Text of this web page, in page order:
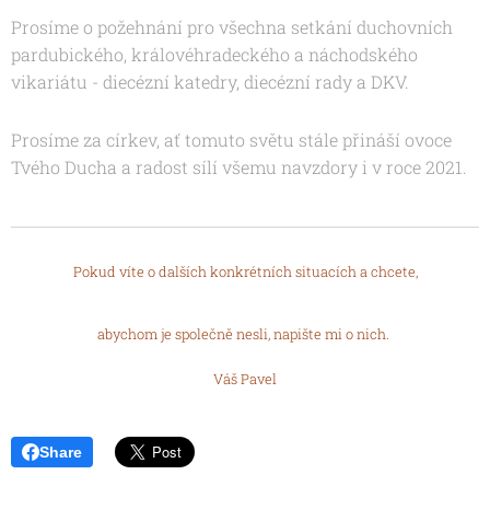
Prosíme o požehnání pro všechna setkání duchovních
pardubického, královéhradeckého a náchodského
vikariátu - diecézní katedry, diecézní rady a DKV.
Prosíme za církev, ať tomuto světu stále přináší ovoce
Tvého Ducha a radost sílí všemu navzdory i v roce 2021.
Pokud víte o dalších konkrétních situacích a chcete,
abychom je společně nesli, napište mi o nich.
Váš Pavel
Share